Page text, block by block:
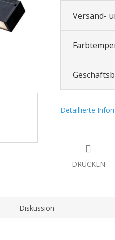
Versand-
Detaillierte
DRUCKEN
Diskussion